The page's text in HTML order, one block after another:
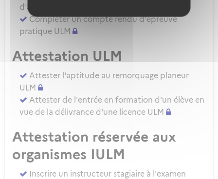
d'aptitude pratique instructeur IULM.
Compléter un compte rendu d'épreuve
pratique ULM
Attestation ULM
Attester l'aptitude au remorquage planeur
ULM
Attester de l'entrée en formation d'un élève en
vue de la délivrance d'une licence ULM
Attestation réservée aux
organismes IULM
Inscrire un instructeur stagiaire à l'examen